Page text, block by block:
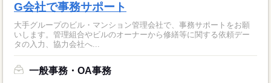
G会社で事務サポート
大手グループのビル・マンション管理会社で、事務サポートをお願
いします。管理組合やビルのオーナーから修繕等に関する依頼デー
タの入力、協力会社へ...
一般事務・OA事務